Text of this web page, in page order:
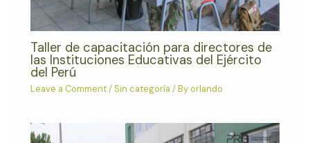
Taller de capacitación para directores de
las Instituciones Educativas del Ejército
del Perú
Leave a Comment/ Sin categoría / Byorlando